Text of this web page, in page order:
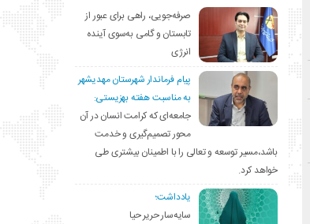
صرفه‌جویی، راهی برای عبور از
تابستان و گامی به‌سوی آینده
انرژی
پیام فرماندار شهرستان مهدیشهر
به مناسبت هفته بهزیستی:
جامعه‌ای که کرامت انسان در آن
محور تصمیم‌گیری و خدمت
باشد،مسیر توسعه و تعالی را با اطمینان بیشتری طی
خواهد کرد.
یادداشت؛
سایه‌سار حریر حیا